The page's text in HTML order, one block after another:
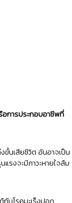
อการประกอบอาชีพที่
ขั้นเสียชีวิต อันอาจเป็น
รงจะมีภาวะหายใจล้ม
บโรคมะเร็งปอด